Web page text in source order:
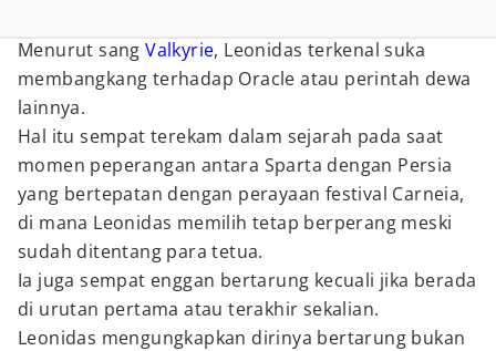
Menurut sangValkyrie, Leonidas terkenal suka
membangkang terhadap Oracle atau perintah dewa
lainnya.
Hal itu sempat terekam dalam sejarah pada saat
momen peperangan antara Sparta dengan Persia
yang bertepatan dengan perayaan festival Carneia,
di mana Leonidas memilih tetap berperang meski
sudah ditentang para tetua.
Ia juga sempat enggan bertarung kecuali jika berada
di urutan pertama atau terakhir sekalian.
Leonidas mengungkapkan dirinya bertarung bukan